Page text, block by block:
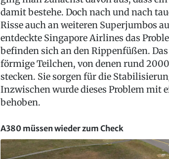
damit bestehe. Doch nach und nach
Risse auch an weiteren Superjumbos
entdeckte Singapore Airlines das
befinden sich an den Rippenfüßen.
förmige Teilchen, von denen rund
stecken. Sie sorgen für die
Inzwischen wurde dieses Problem mit
behoben.
A380 müssen wieder zum Check